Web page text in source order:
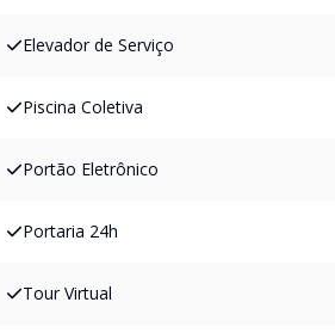
Elevador de Serviço
Piscina Coletiva
Portão Eletrônico
Portaria 24h
Tour Virtual